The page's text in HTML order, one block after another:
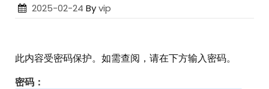
Posted
2025-02-24 Byvip
此内容受密码保护。如需查阅，请在下方输入密码。
密码：